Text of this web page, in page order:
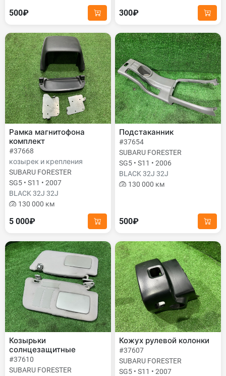
500₽ 300₽
Рамка магнитофона
комплект
#37668
козырек и крепления
SUBARU FORESTER
SG5 • S11 • 2007
BLACK 32J 32J
130 000 км
5 000₽
Подстаканник
#37654
SUBARU FORESTER
SG5 • S11 • 2006
BLACK 32J 32J
130 000 км
500₽
Козырьки
солнцезащитные
#37610
SUBARU FORESTER
Кожух рулевой колонки
#37607
SUBARU FORESTER
SG5 • S11 • 2007